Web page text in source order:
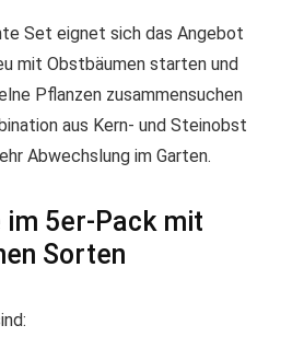
Set eignet sich das Angebot
mit Obstbäumen starten und
Pflanzen zusammensuchen
aus Kern- und Steinobst
Abwechslung im Garten.
im 5er-Pack mit
Sorten